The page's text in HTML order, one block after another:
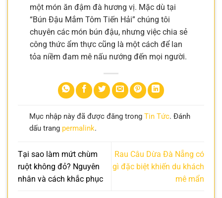
một món ăn đậm đà hương vị. Mặc dù tại
“Bún Đậu Mắm Tôm Tiến Hải” chúng tôi
chuyên các món bún đậu, nhưng việc chia sẻ
công thức ẩm thực cũng là một cách để lan
tỏa niềm đam mê nấu nướng đến mọi người.
Mục nhập này đã được đăng trong Tin Tức. Đánh
dấu trang permalink.
Tại sao làm mứt chùm
ruột không đỏ? Nguyên
nhân và cách khắc phục
Rau Câu Dừa Đà Nẵng có
gì đặc biệt khiến du khách
mê mẩn